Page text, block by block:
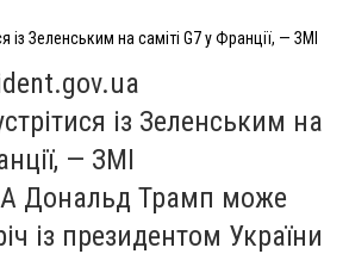
із Зеленським на саміті G7 у Франції, — ЗМІ
із Зеленським на
— ЗМІ
Дональд Трамп може
із президентом України